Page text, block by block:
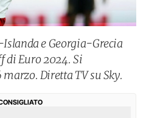
e Georgia-Grecia
di Euro 2024. Si
Diretta TV su Sky.